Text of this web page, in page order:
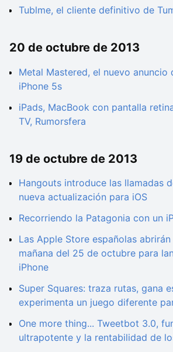
Tublme, el cliente definitivo de
20 de octubre de 2013
Metal Mastered, el nuevo anuncio
iPhone 5s
iPads, MacBook con pantalla
TV, Rumorsfera
19 de octubre de 2013
Hangouts introduce las llamadas
nueva actualización para iOS
Recorriendo la Patagonia con un
Las Apple Store españolas
mañana del 25 de octubre para
iPhone
Super Squares: traza rutas, gana
experimenta un juego diferente
One more thing... Tweetbot 3.0,
ultrapotente y la rentabilidad de